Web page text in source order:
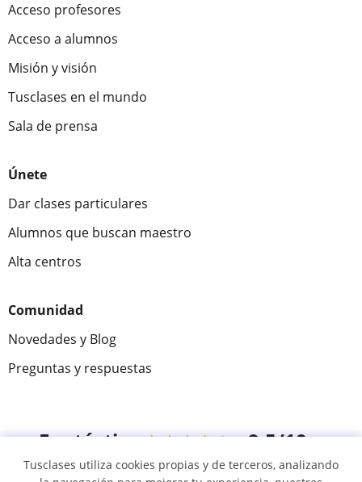
Acceso profesores
Acceso a alumnos
Misión y visión
Tusclases en el mundo
Sala de prensa
Únete
Dar clases particulares
Alumnos que buscan maestro
Alta centros
Comunidad
Novedades y Blog
Preguntas y respuestas
Fantástica★★★★★ 9,5/10
305883 opiniones de alumnos
Tusclases utiliza cookies propias y de terceros, analizando